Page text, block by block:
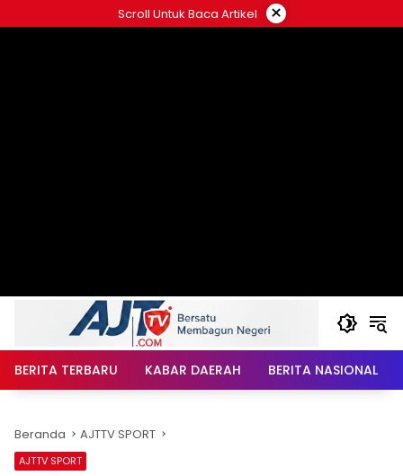
ke
Scroll Untuk Baca Artikel ×
BERITA TERBARU KABAR DAERAH BERITA NASIONAL
Beranda AJTTV SPORT
AJTTV SPORT